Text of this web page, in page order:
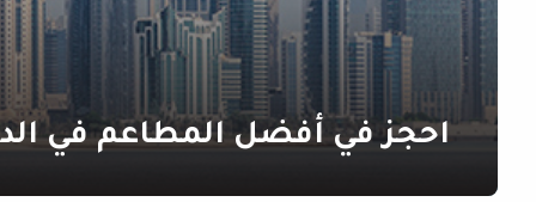
احجز في أفضل المطاعم في